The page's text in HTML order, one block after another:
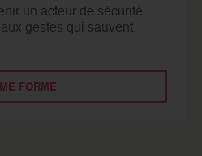
un acteur de sécurité
gestes qui sauvent.
FORME